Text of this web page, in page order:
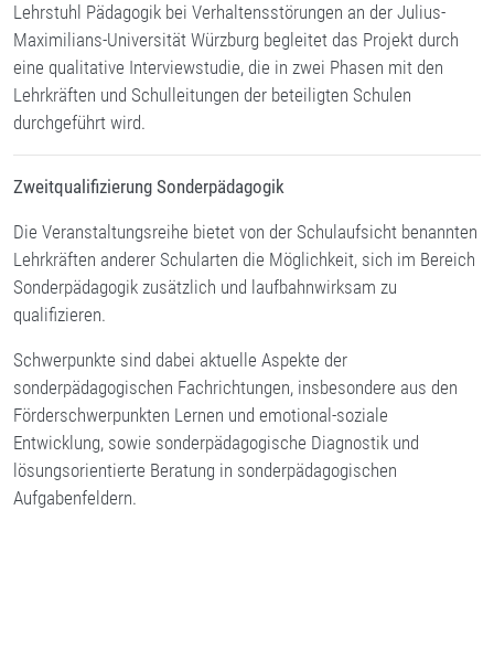
Lehrstuhl Pädagogik bei Verhaltensstörungen an der Julius-
Maximilians-Universität Würzburg begleitet das Projekt durch
eine qualitative Interviewstudie, die in zwei Phasen mit den
Lehrkräften und Schulleitungen der beteiligten Schulen
durchgeführt wird.
Zweitqualifizierung Sonderpädagogik
Die Veranstaltungsreihe bietet von der Schulaufsicht benannten
Lehrkräften anderer Schularten die Möglichkeit, sich im Bereich
Sonderpädagogik zusätzlich und laufbahnwirksam zu
qualifizieren.
Schwerpunkte sind dabei aktuelle Aspekte der
sonderpädagogischen Fachrichtungen, insbesondere aus den
Förderschwerpunkten Lernen und emotional-soziale
Entwicklung, sowie sonderpädagogische Diagnostik und
lösungsorientierte Beratung in sonderpädagogischen
Aufgabenfeldern.